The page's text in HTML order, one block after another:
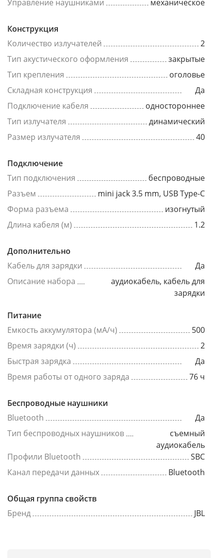
Управление наушниками механическое
Конструкция
Количество излучателей
2
Тип акустического оформления
закрытые
Тип крепления
оголовье
Складная конструкция
Да
Подключение кабеля
одностороннее
Тип излучателя
динамический
Размер излучателя
40
Подключение
Тип подключения
беспроводные
Разъем
mini jack 3.5 mm, USB Type-C
Форма разъема
изогнутый
Длина кабеля (м)
1.2
Дополнительно
Кабель для зарядки
Да
Описание набора
аудиокабель, кабель для
зарядки
Питание
Емкость аккумулятора (мА/ч)
500
Время зарядки (ч)
2
Быстрая зарядка
Да
Время работы от одного заряда
76 ч
Беспроводные наушники
Bluetooth
Да
Тип беспроводных наушников
съемный
аудиокабель
Профили Bluetooth
SBC
Канал передачи данных
Bluetooth
Общая группа свойств
Бренд
JBL